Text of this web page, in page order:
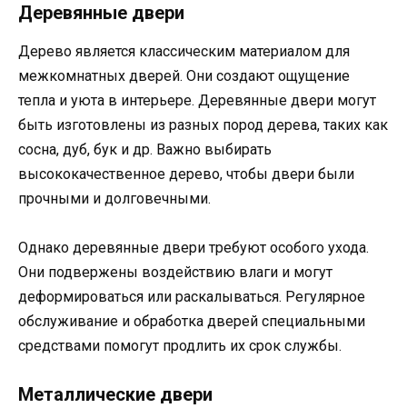
Деревянные двери
Дерево является классическим материалом для
межкомнатных дверей. Они создают ощущение
тепла и уюта в интерьере. Деревянные двери могут
быть изготовлены из разных пород дерева, таких как
сосна, дуб, бук и др. Важно выбирать
высококачественное дерево, чтобы двери были
прочными и долговечными.
Однако деревянные двери требуют особого ухода.
Они подвержены воздействию влаги и могут
деформироваться или раскалываться. Регулярное
обслуживание и обработка дверей специальными
средствами помогут продлить их срок службы.
Металлические двери